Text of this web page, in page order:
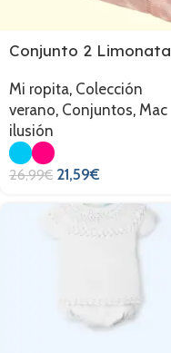
Conjunto 2 Limonata
Mi ropita, Colección
verano, Conjuntos, Mac
ilusión
26,99€ 21,59€